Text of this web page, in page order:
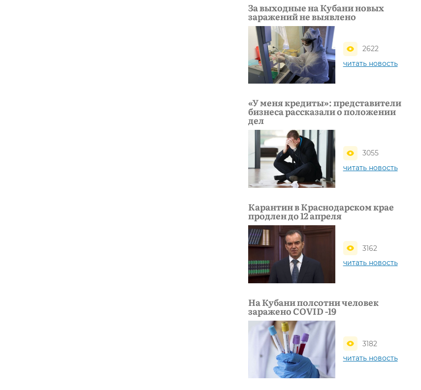
За выходные на Кубани новых
заражений не выявлено
2622
читать новость
«У меня кредиты»: представители
бизнеса рассказали о положении
дел
3055
читать новость
Карантин в Краснодарском крае
продлен до 12 апреля
3162
читать новость
На Кубани полсотни человек
заражено COVID -19
3182
читать новость